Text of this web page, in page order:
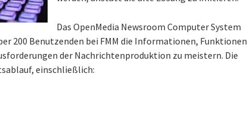
Das OpenMedia Newsroom Computer System
200 Benutzenden bei FMM die Informationen, Funktionen
der Nachrichtenproduktion zu meistern. Die
einschließlich: